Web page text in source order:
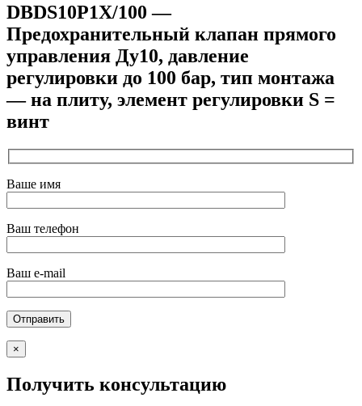
DBDS10P1X/100 —
Предохранительный клапан прямого
управления Ду10, давление
регулировки до 100 бар, тип монтажа
— на плиту, элемент регулировки S =
винт
Ваше имя
Ваш телефон
Ваш e-mail
×
Получить консультацию